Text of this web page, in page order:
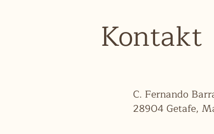
Kontakt
C. Fernando
28904 Getafe,